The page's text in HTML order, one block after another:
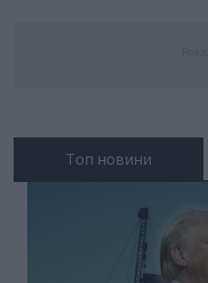
Топ новини